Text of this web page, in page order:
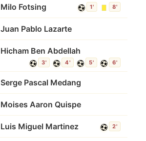
Milo Fotsing 1' 8'
Juan Pablo Lazarte
Hicham Ben Abdellah
3' 4' 5' 6'
Serge Pascal Medang
Moises Aaron Quispe
Luis Miguel Martinez 2'